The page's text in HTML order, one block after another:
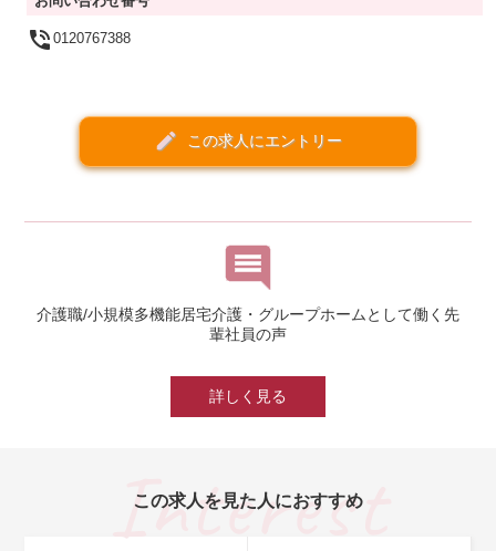
0120767388
create この求人にエントリー
介護職/小規模多機能居宅介護・グループホームとして働く先
輩社員の声
詳しく見る
この求人を見た人におすすめ